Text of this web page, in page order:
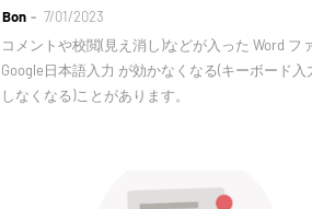
Bon
7/01/2023
コメントや校閲(見え消し)などが入った Word フ
Google日本語入力 が効かなくなる(キーボード入
しなくなる)ことがあります。